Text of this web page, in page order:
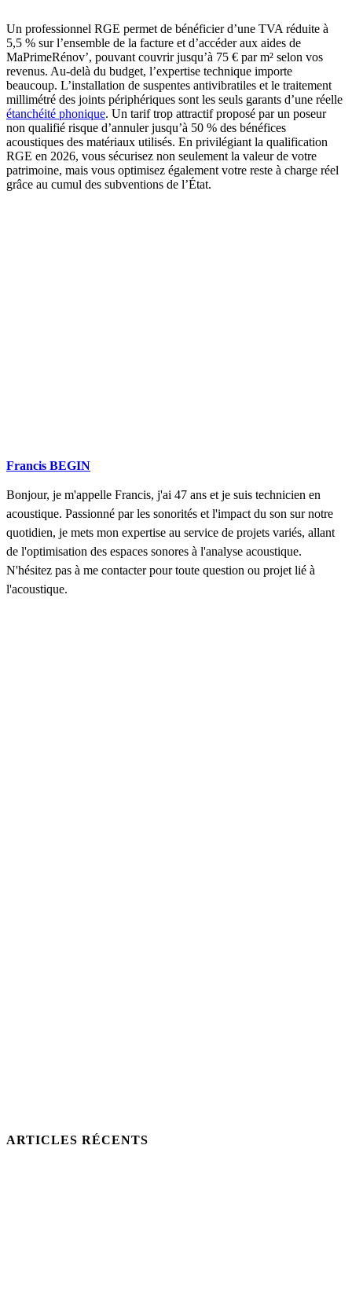
Un professionnel RGE permet de bénéficier d’une TVA réduite à
5,5 % sur l’ensemble de la facture et d’accéder aux aides de
MaPrimeRénov’, pouvant couvrir jusqu’à 75 € par m² selon vos
revenus. Au-delà du budget, l’expertise technique importe
beaucoup. L’installation de suspentes antivibratiles et le traitement
millimétré des joints périphériques sont les seuls garants d’une réelle
étanchéité phonique. Un tarif trop attractif proposé par un poseur
non qualifié risque d’annuler jusqu’à 50 % des bénéfices
acoustiques des matériaux utilisés. En privilégiant la qualification
RGE en 2026, vous sécurisez non seulement la valeur de votre
patrimoine, mais vous optimisez également votre reste à charge réel
grâce au cumul des subventions de l’État.
Francis BEGIN
Bonjour, je m'appelle Francis, j'ai 47 ans et je suis technicien en
acoustique. Passionné par les sonorités et l'impact du son sur notre
quotidien, je mets mon expertise au service de projets variés, allant
de l'optimisation des espaces sonores à l'analyse acoustique.
N'hésitez pas à me contacter pour toute question ou projet lié à
l'acoustique.
ARTICLES RÉCENTS